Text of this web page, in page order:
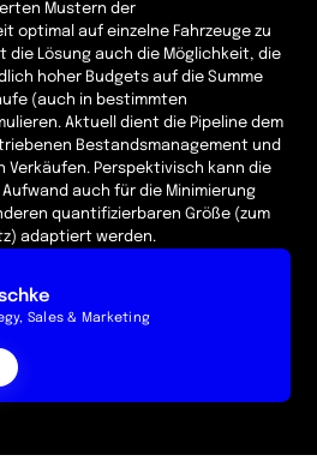
Mustern der
optimal auf einzelne Fahrzeuge zu
Lösung auch die Möglichkeit, die
hoher Budgets auf die Summe
(auch in bestimmten
Aktuell dient die Pipeline dem
Bestandsmanagement und
Verkäufen. Perspektivisch kann die
auch für die Minimierung
quantifizierbaren Größe (zum
adaptiert werden.
Sales & Marketing